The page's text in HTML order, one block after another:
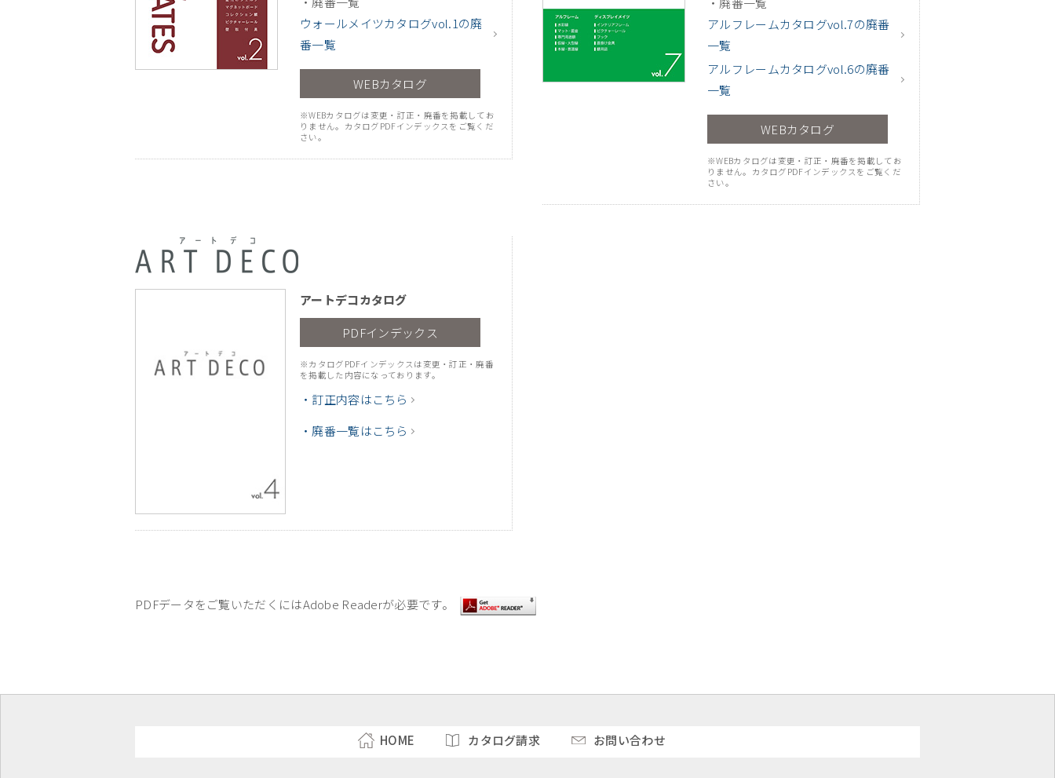
ウォールメイツカタログvol.1の廃
番一覧
WEBカタログ
※WEBカタログは変更・訂正・廃番を掲載してお
りません。カタログPDFインデックスをご覧くだ
さい。
アルフレームカタログvol.7の廃番
一覧
アルフレームカタログvol.6の廃番
一覧
WEBカタログ
※WEBカタログは変更・訂正・廃番を掲載してお
りません。カタログPDFインデックスをご覧くだ
さい。
アートデコカタログ
PDFインデックス
※カタログPDFインデックスは変更・訂正・廃番
を掲載した内容になっております。
・訂正内容はこちら
・廃番一覧はこちら
PDFデータをご覧いただくにはAdobe Readerが必要です。
HOME カタログ請求 お問い合わせ